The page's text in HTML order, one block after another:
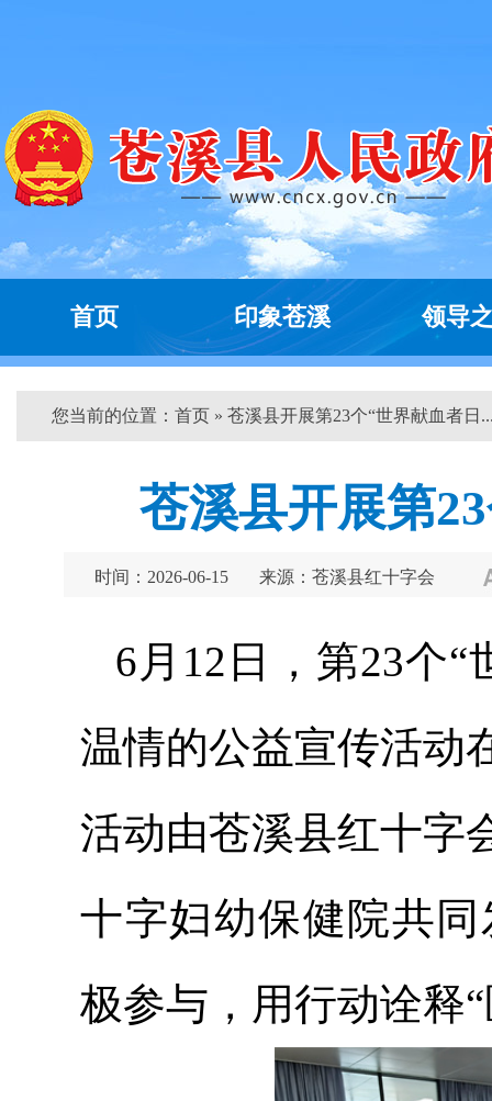
首页 印象苍溪 领导
您当前的位置： 首页 » 苍溪县开展第23个“世界献血者日
苍溪县开展第
时间：2026-06-15 来源：苍溪县红十字会
6月12日，第23个
温情的公益宣传活动
活动由苍溪县红十字
十字妇幼保健院共
极参与，用行动诠释